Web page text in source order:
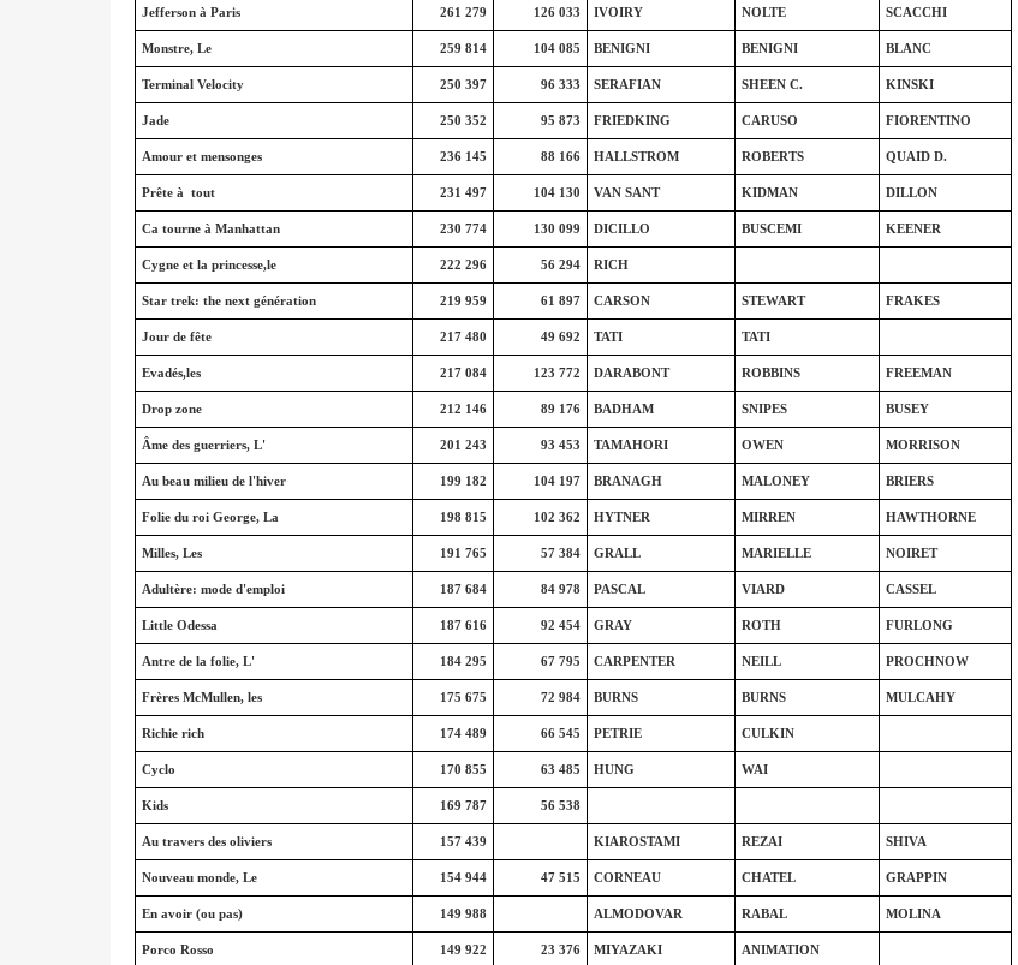
Jefferson à Paris 261 279 126 033 IVOIRY NOLTE SCACCHI
Monstre, Le 259 814 104 085 BENIGNI BENIGNI BLANC
Terminal Velocity 250 397 96 333 SERAFIAN SHEEN C. KINSKI
Jade 250 352 95 873 FRIEDKING CARUSO FIORENTINO
Amour et mensonges 236 145 88 166 HALLSTROM ROBERTS QUAID D.
Prête à tout 231 497 104 130 VAN SANT KIDMAN DILLON
Ca tourne à Manhattan 230 774 130 099 DICILLO BUSCEMI KEENER
Cygne et la princesse,le 222 296 56 294 RICH
Star trek: the next génération 219 959 61 897 CARSON STEWART FRAKES
Jour de fête 217 480 49 692 TATI TATI
Evadés,les 217 084 123 772 DARABONT ROBBINS FREEMAN
Drop zone 212 146 89 176 BADHAM SNIPES BUSEY
Âme des guerriers, L' 201 243 93 453 TAMAHORI OWEN MORRISON
Au beau milieu de l'hiver 199 182 104 197 BRANAGH MALONEY BRIERS
Folie du roi George, La 198 815 102 362 HYTNER MIRREN HAWTHORNE
Milles, Les 191 765 57 384 GRALL MARIELLE NOIRET
Adultère: mode d'emploi 187 684 84 978 PASCAL VIARD CASSEL
Little Odessa 187 616 92 454 GRAY ROTH FURLONG
Antre de la folie, L' 184 295 67 795 CARPENTER NEILL PROCHNOW
Frères McMullen, les 175 675 72 984 BURNS BURNS MULCAHY
Richie rich 174 489 66 545 PETRIE CULKIN
Cyclo 170 855 63 485 HUNG WAI
Kids 169 787 56 538
Au travers des oliviers 157 439 KIAROSTAMI REZAI SHIVA
Nouveau monde, Le 154 944 47 515 CORNEAU CHATEL GRAPPIN
En avoir (ou pas) 149 988 ALMODOVAR RABAL MOLINA
Porco Rosso 149 922 23 376 MIYAZAKI ANIMATION